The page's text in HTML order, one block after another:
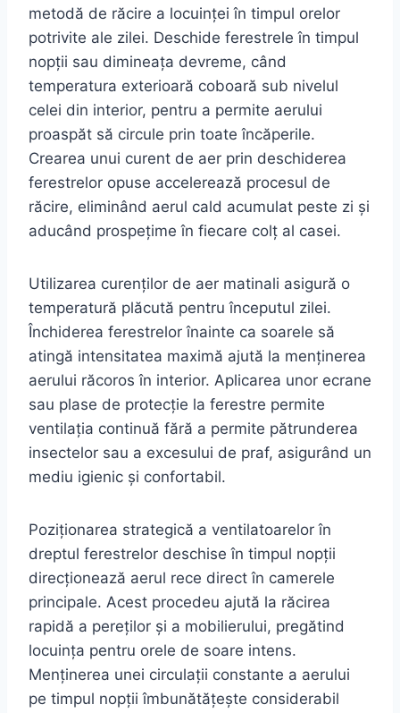
metodă de răcire a locuinței în timpul orelor
potrivite ale zilei. Deschide ferestrele în timpul
nopții sau dimineața devreme, când
temperatura exterioară coboară sub nivelul
celei din interior, pentru a permite aerului
proaspăt să circule prin toate încăperile.
Crearea unui curent de aer prin deschiderea
ferestrelor opuse accelerează procesul de
răcire, eliminând aerul cald acumulat peste zi și
aducând prospețime în fiecare colț al casei.
Utilizarea curenților de aer matinali asigură o
temperatură plăcută pentru începutul zilei.
Închiderea ferestrelor înainte ca soarele să
atingă intensitatea maximă ajută la menținerea
aerului răcoros în interior. Aplicarea unor ecrane
sau plase de protecție la ferestre permite
ventilația continuă fără a permite pătrunderea
insectelor sau a excesului de praf, asigurând un
mediu igienic și confortabil.
Poziționarea strategică a ventilatoarelor în
dreptul ferestrelor deschise în timpul nopții
direcționează aerul rece direct în camerele
principale. Acest procedeu ajută la răcirea
rapidă a pereților și a mobilierului, pregătind
locuința pentru orele de soare intens.
Menținerea unei circulații constante a aerului
pe timpul nopții îmbunătățește considerabil